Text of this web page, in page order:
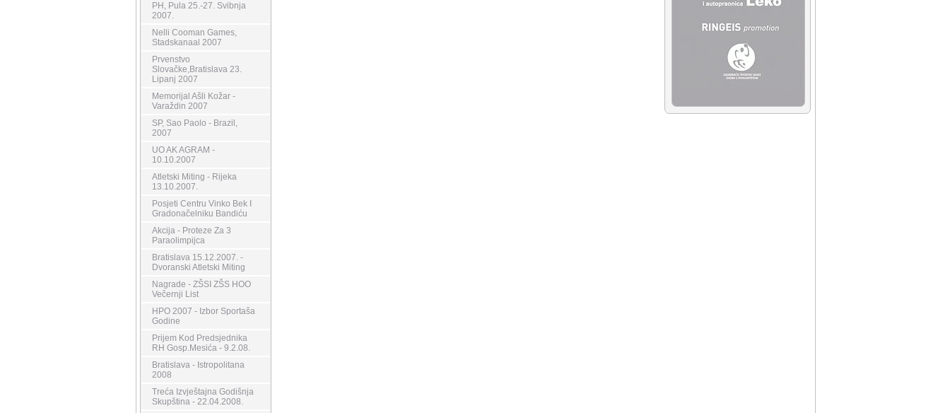
PH, Pula 25.-27. Svibnja
2007.
Nelli Cooman Games,
Stadskanaal 2007
Prvenstvo
Slovačke,Bratislava 23.
Lipanj 2007
Memorijal Ašli Kožar -
Varaždin 2007
SP, Sao Paolo - Brazil,
2007
UO AK AGRAM -
10.10.2007
Atletski Miting - Rijeka
13.10.2007.
Posjeti Centru Vinko Bek I
Gradonačelniku Bandiću
Akcija - Proteze Za 3
Paraolimpijca
Bratislava 15.12.2007. -
Dvoranski Atletski Miting
Nagrade - ZŠSI ZŠS HOO
Večernji List
HPO 2007 - Izbor Sportaša
Godine
Prijem Kod Predsjednika
RH Gosp.Mesića - 9.2.08.
Bratislava - Istropolitana
2008
Treća Izvještajna Godišnja
Skupština - 22.04.2008.